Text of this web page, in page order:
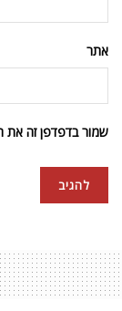
אתר
שמור בדפדפן זה את